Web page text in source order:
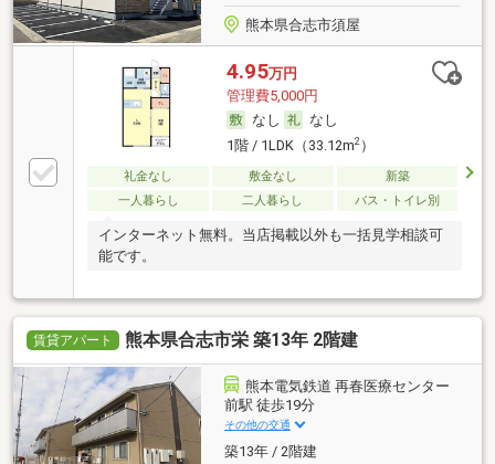
熊本県合志市須屋
4.95万円
管理費5,000円
なし
なし
1階 / 1LDK（33.12m2）
礼金なし 敷金なし
新築
一人暮らし
二人暮らし バス・トイレ別
インターネット無料。当店掲載以外も一括見学相談可
能です。
賃貸アパート 熊本県合志市栄 築13年 2階建
熊本電気鉄道 再春医療センター
前駅 徒歩19分
その他の交通
築13年 / 2階建